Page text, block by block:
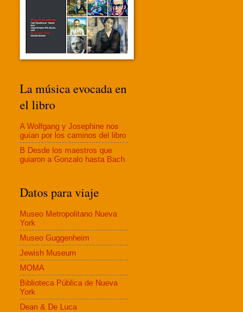
La música evocada en
el libro
A Wolfgang y Josephine nos
guían por los caminos del libro
B Desde los maestros que
guiaron a Gonzalo hasta Bach
Datos para viaje
Museo Metropolitano Nueva
York
Museo Guggenheim
Jewish Museum
MOMA
Biblioteca Pública de Nueva
York
Dean & De Luca